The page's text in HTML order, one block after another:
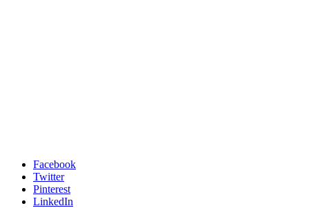
Facebook
Twitter
Pinterest
LinkedIn